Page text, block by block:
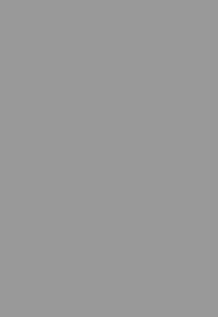
vlády se musel vyrovnávat s obtížným
opakováním známých událostí a dat.